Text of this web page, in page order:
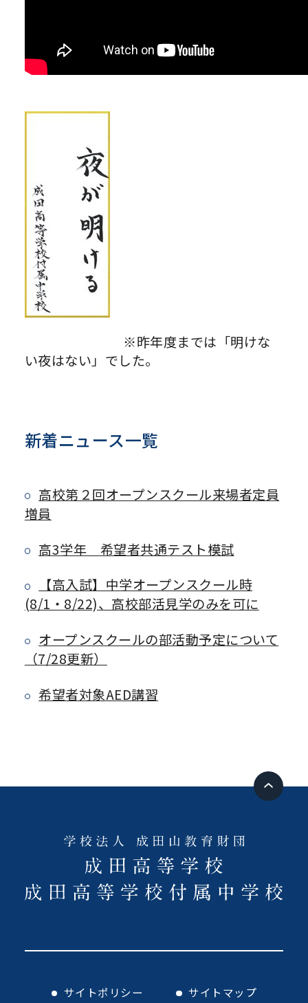
※昨年度までは「明けな
い夜はない」でした。
新着ニュース一覧
高校第２回オープンスクール来場者定員
増員
高3学年 希望者共通テスト模試
【高入試】中学オープンスクール時
(8/1・8/22)、高校部活見学のみを可に
オープンスクールの部活動予定について
（7/28更新）
希望者対象AED講習
サイトポリシー サイトマップ